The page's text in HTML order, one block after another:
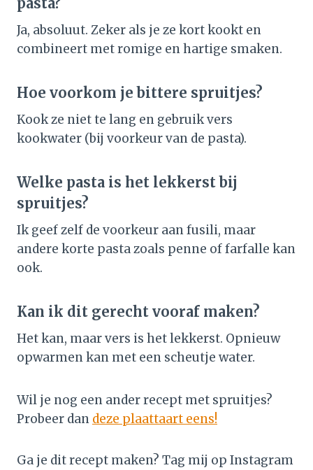
Ja, absoluut. Zeker als je ze kort kookt en
combineert met romige en hartige smaken.
Hoe voorkom je bittere spruitjes?
Kook ze niet te lang en gebruik vers
kookwater (bij voorkeur van de pasta).
Welke pasta is het lekkerst bij
spruitjes?
Ik geef zelf de voorkeur aan fusili, maar
andere korte pasta zoals penne of farfalle kan
ook.
Kan ik dit gerecht vooraf maken?
Het kan, maar vers is het lekkerst. Opnieuw
opwarmen kan met een scheutje water.
Wil je nog een ander recept met spruitjes?
Probeer dan deze plaattaart eens!
Ga je dit recept maken? Tag mij op Instagram